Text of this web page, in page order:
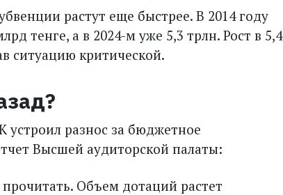
растут еще быс­трее. В 2014 году
тенге, а в 2024-м уже 5,3 трлн. Рост в 5,4
ситуацию критической.
разнос за бюджетное
Высшей аудиторской палаты:
Объем дотаций растет